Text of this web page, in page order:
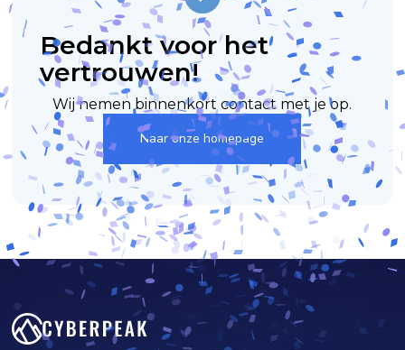
Bedankt voor het
vertrouwen!
Wij nemen binnenkort contact met je op.
Naar onze homepage